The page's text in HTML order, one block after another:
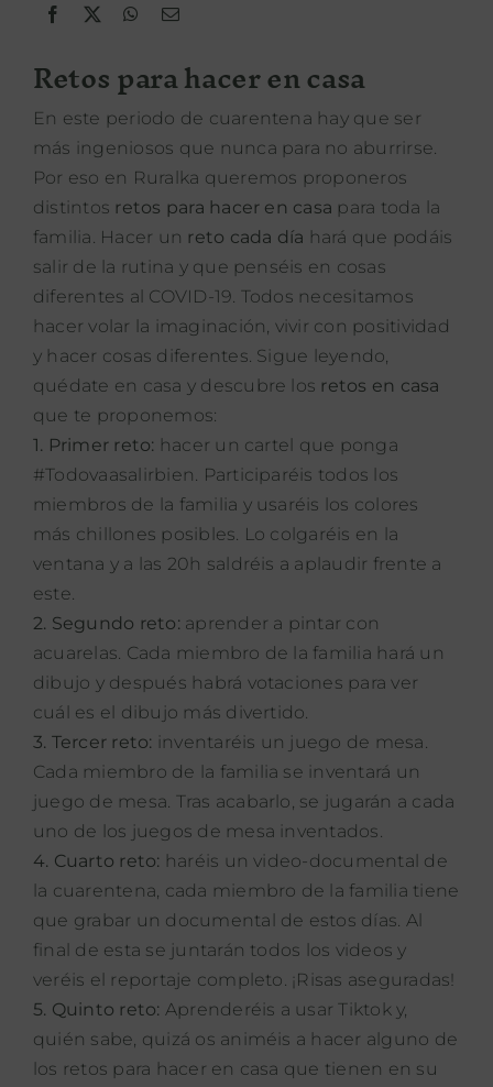
ÁREA HOTELES
Buscar:
Retos para hacer en casa
En este periodo de cuarentena hay que ser
más ingeniosos que nunca para no aburrirse.
Por eso en Ruralka queremos proponeros
distintos retos para hacer en casa para toda la
familia. Hacer un reto cada día hará que podáis
salir de la rutina y que penséis en cosas
diferentes al COVID-19. Todos necesitamos
hacer volar la imaginación, vivir con positividad
y hacer cosas diferentes. Sigue leyendo,
quédate en casa y descubre los retos en casa
que te proponemos:
1. Primer reto: hacer un cartel que ponga
#Todovaasalirbien. Participaréis todos los
miembros de la familia y usaréis los colores
más chillones posibles. Lo colgaréis en la
ventana y a las 20h saldréis a aplaudir frente a
este.
2. Segundo reto: aprender a pintar con
acuarelas. Cada miembro de la familia hará un
dibujo y después habrá votaciones para ver
cuál es el dibujo más divertido.
3. Tercer reto: inventaréis un juego de mesa.
Cada miembro de la familia se inventará un
juego de mesa. Tras acabarlo, se jugarán a cada
uno de los juegos de mesa inventados.
4. Cuarto reto: haréis un video-documental de
la cuarentena, cada miembro de la familia tiene
que grabar un documental de estos días. Al
final de esta se juntarán todos los videos y
veréis el reportaje completo. ¡Risas aseguradas!
5. Quinto reto: Aprenderéis a usar Tiktok y,
quién sabe, quizá os animéis a hacer alguno de
los retos para hacer en casa que tienen en su